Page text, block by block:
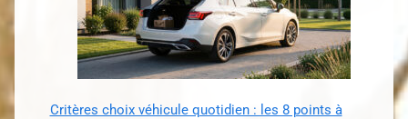
Critères choix véhicule quotidien : les 8 points à